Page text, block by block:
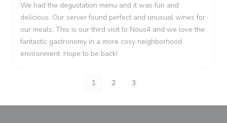
We had the degustation menu and it was fun and
delicious. Our server found perfect and unusual wines for
our meals. This is our third visit to Nous4 and we love the
fantastic gastronomy in a more cosy neighborhood
environment. Hope to be back!
1 2 3